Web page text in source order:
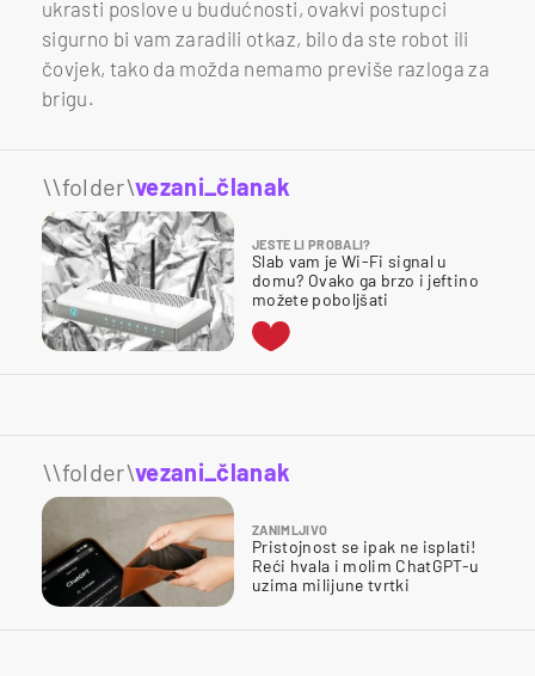
ukrasti poslove u budućnosti, ovakvi postupci
sigurno bi vam zaradili otkaz, bilo da ste robot ili
čovjek, tako da možda nemamo previše razloga za
brigu.
\\folder\vezani_članak
JESTE LI PROBALI?
Slab vam je Wi-Fi signal u
domu? Ovako ga brzo i jeftino
možete poboljšati
\\folder\vezani_članak
ZANIMLJIVO
Pristojnost se ipak ne isplati!
Reći hvala i molim ChatGPT-u
uzima milijune tvrtki